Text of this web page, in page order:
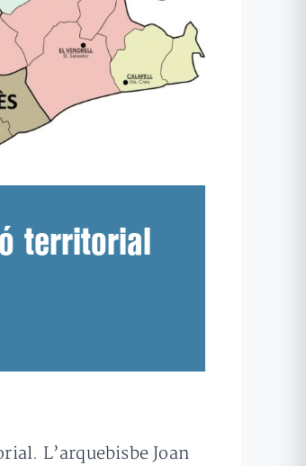
territorial
L’arquebisbe Joan